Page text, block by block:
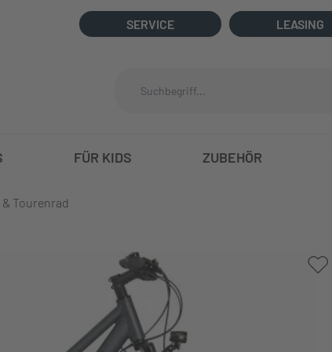
SERVICE LEASING
FÜR KIDS ZUBEHÖR
Tourenrad